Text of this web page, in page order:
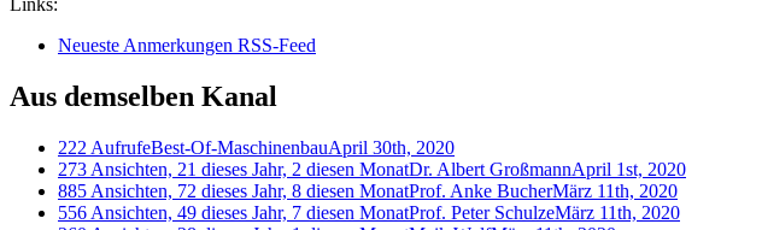
Neueste Anmerkungen RSS-Feed
Aus demselben Kanal
222 AufrufeBest-Of-MaschinenbauApril 30th, 2020
273 Ansichten, 21 dieses Jahr, 2 diesen MonatDr. Albert GroßmannApril 1st, 2020
885 Ansichten, 72 dieses Jahr, 8 diesen MonatProf. Anke BucherMärz 11th, 2020
556 Ansichten, 49 dieses Jahr, 7 diesen MonatProf. Peter SchulzeMärz 11th, 2020